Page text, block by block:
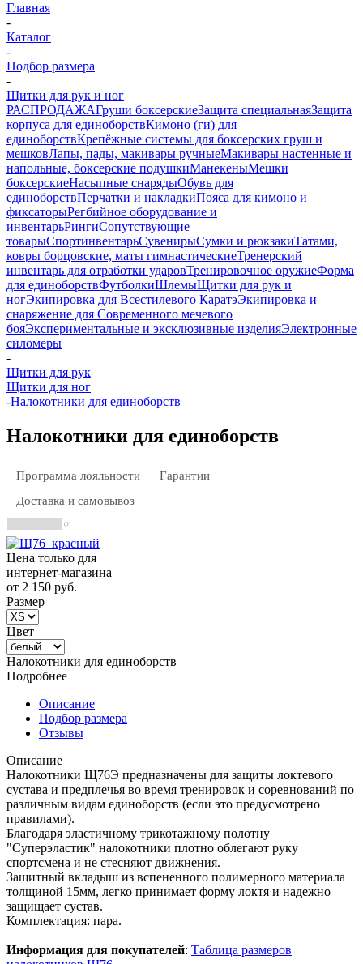
Главная
-
Каталог
-
Подбор размерa
-
Щитки для рук и ног
РАСПРОДАЖАГруши боксерскиеЗащита специальнаяЗащита
корпуса для единоборствКимоно (ги) для
единоборствКрепёжные системы для боксерских груш и
мешковЛапы, пады, макивары ручныеМакивары настенные и
напольные, боксерские подушкиМанекеныМешки
боксерскиеНасыпные снарядыОбувь для
единоборствПерчатки и накладкиПояса для кимоно и
фиксаторыРегбийное оборудование и
инвентарьРингиСопутствующие
товарыСпортинвентарьСувенирыСумки и рюкзакиТатами,
ковры борцовские, маты гимнастическиеТренерский
инвентарь для отработки ударовТренировочное оружиеФорма
для единоборствФутболкиШлемыЩитки для рук и
ногЭкипировка для Всестилевого КаратэЭкипировка и
снаряжение для Современного мечевого
бояЭкспериментальные и эксклюзивные изделияЭлектронные
силомеры
-
Щитки для рук
Щитки для ног
-Налокотники для единоборств
Налокотники для единоборств
Программа лояльности
Гарантии
Доставка и самовывоз
(0)
Цена только для
интернет-магазина
от 2 150 руб.
Размер
Цвет
Налокотники для единоборств
Подробнее
Описание
Подбор размера
Отзывы
Описание
Налокотники Щ76Э предназначены для защиты локтевого
сустава и предплечья во время тренировок и соревнований по
различным видам единоборств (если это предусмотрено
правилами).
Благодаря эластичному трикотажному полотну
"Суперэластик" налокотники плотно облегают руку
спортсмена и не стесняют движнения.
Защитный вкладыш из вспененного полимерного материала
толщиной 15мм, легко принимает форму локтя и надежно
защищает сустав.
Комплектация: пара.
Информация для покупателей: Таблица размеров